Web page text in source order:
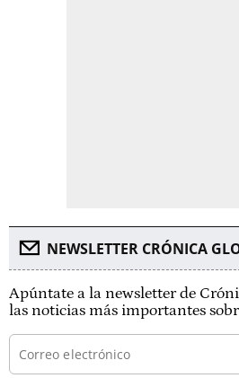
NEWSLETTER CRÓNICA
Apúntate a la newsletter de
las noticias más importantes